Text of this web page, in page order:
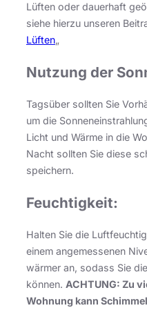
Lüften oder dauerhaft
siehe hierzu unseren
Lüften„
Nutzung der
Tagsüber sollten Sie
um die
Licht und Wärme in die
Nacht sollten Sie diese
speichern.
Feuchtigkeit:
Halten Sie die
einem angemessenen
wärmer an, sodass Sie
können. ACHTUNG: Zu
Wohnung kann